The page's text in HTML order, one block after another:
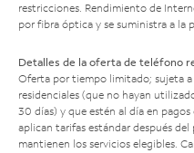
restricciones. Rendimiento de
por fibra óptica y se suministra a la
Detalles de la oferta de teléfono
Oferta por tiempo limitado; sujeta
residenciales (que no hayan
30 días) y que estén al día en
aplican tarifas estándar después
mantienen los servicios elegibles.